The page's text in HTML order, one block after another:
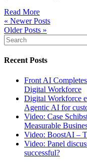
Read More
« Newer Posts
Older Posts »
Recent Posts
Front AI
Digital Workforce
Digital Workforce
Agentic AI for
Video: Case
Measurable
Video: BoostAI –
Video: Panel
successful?